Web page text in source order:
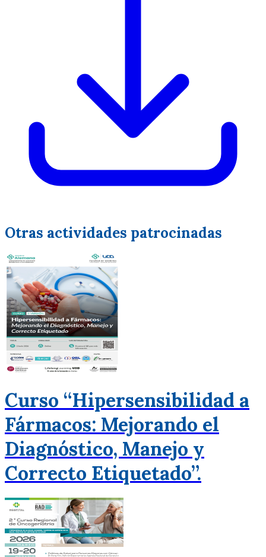
Otras actividades patrocinadas
Curso “Hipersensibilidad a
Fármacos: Mejorando el
Diagnóstico, Manejo y
Correcto Etiquetado”.